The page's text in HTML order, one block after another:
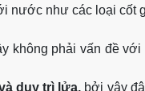
nước như các loại cốt
không phải vấn đề với
duy trì lửa, bởi vậy